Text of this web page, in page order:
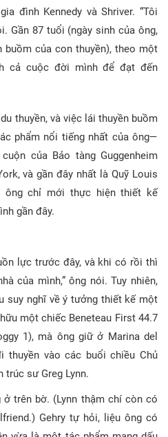
đình Kennedy và Shriver. “Tôi
Gần 87 tuổi (ngày sinh của ông,
của con thuyền), theo một
cả cuộc đời mình để đạt đến
thuyền, và việc lái thuyền buồm
phẩm nổi tiếng nhất của ông—
của Bảo tàng Guggenheim
và gần đây nhất là Quỹ Louis
ông chỉ mới thực hiện thiết kế
gần đây.
lực trước đây, và khi có rồi thì
của mình,” ông nói. Tuy nhiên,
suy nghĩ về ý tưởng thiết kế một
một chiếc Beneteau First 44.7
1), mà ông giữ ở Marina del
thuyền vào các buổi chiều Chủ
trúc sư Greg Lynn.
trên bờ. (Lynn thậm chí còn có
Gehry tự hỏi, liệu ông có